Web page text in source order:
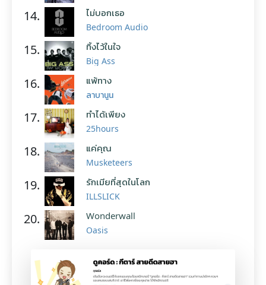
14. ไม่บอกเธอ
Bedroom Audio
15. ทิ้งไว้ในใจ
Big Ass
16. แพ้ทาง
ลาบานูน
17. ทำได้เพียง
25hours
18. แค่คุณ
Musketeers
19. รักเมียที่สุดในโลก
ILLSLICK
20. Wonderwall
Oasis